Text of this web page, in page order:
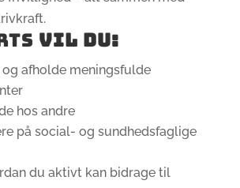
VIL du:
afholde meningsfulde
hos andre
på social- og sundhedsfaglige
du aktivt kan bidrage til